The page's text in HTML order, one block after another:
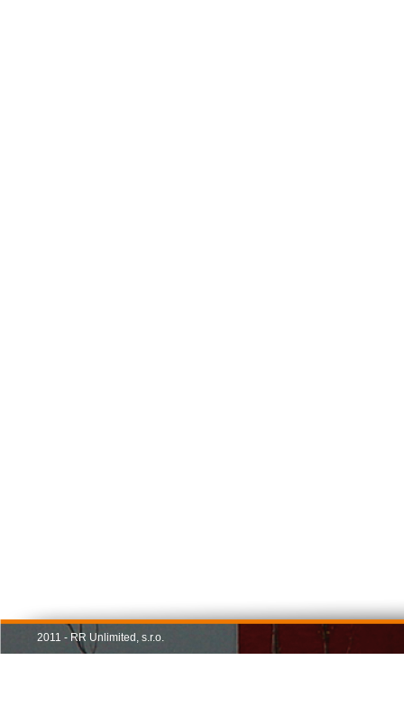
2011 - RR Unlimited, s.r.o.